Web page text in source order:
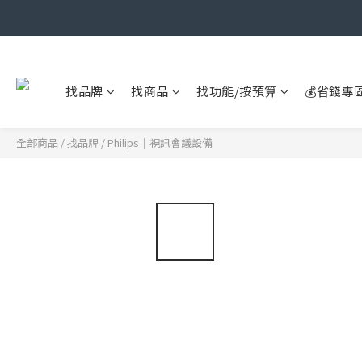
找品牌 找商品 找功能/按預算 💰省錢專
全部商品 /找品牌 / Philips｜視訊會議設備